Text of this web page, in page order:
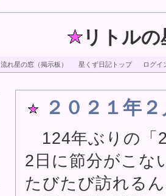
リトル
流れ星の窓（掲示板） 星くず日記トップ ログイ
２０２１年
124年ぶりの「
2日に節分がこな
たびたび訪れる